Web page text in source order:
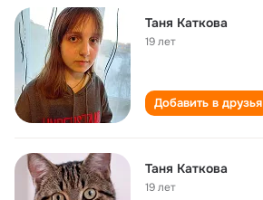
Таня Каткова
19 лет
Добавить в друзья
Таня Каткова
19 лет